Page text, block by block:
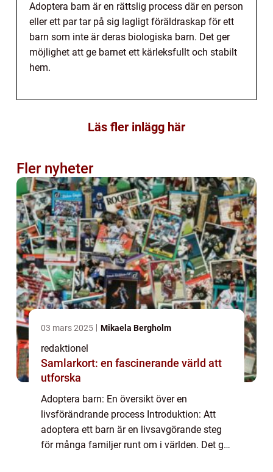
Adoptera barn är en rättslig process där en person
eller ett par tar på sig lagligt föräldraskap för ett
barn som inte är deras biologiska barn. Det ger
möjlighet att ge barnet ett kärleksfullt och stabilt
hem.
Läs fler inlägg här
Fler nyheter
03 mars 2025 Mikaela Bergholm
redaktionel
Samlarkort: en fascinerande värld att
utforska
Adoptera barn: En översikt över en
livsförändrande process Introduktion: Att
adoptera ett barn är en livsavgörande steg
för många familjer runt om i världen. Det ger